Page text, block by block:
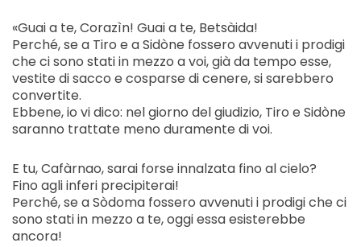
«Guai a te, Corazìn! Guai a te, Betsàida!
Perché, se a Tiro e a Sidòne fossero avvenuti i prodigi
che ci sono stati in mezzo a voi, già da tempo esse,
vestite di sacco e cosparse di cenere, si sarebbero
convertite.
Ebbene, io vi dico: nel giorno del giudizio, Tiro e Sidòne
saranno trattate meno duramente di voi.
E tu, Cafàrnao, sarai forse innalzata fino al cielo?
Fino agli inferi precipiterai!
Perché, se a Sòdoma fossero avvenuti i prodigi che ci
sono stati in mezzo a te, oggi essa esisterebbe
ancora!